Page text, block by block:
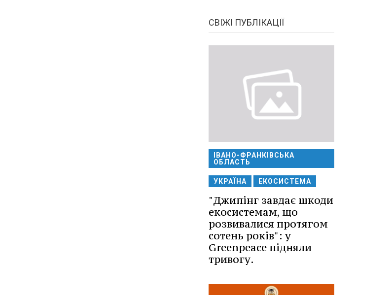
СВІЖІ ПУБЛІКАЦІЇ
ІВАНО-ФРАНКІВСЬКА
ОБЛАСТЬ
УКРАЇНА ЕКОСИСТЕМА
"Джипінг завдає шкоди
екосистемам, що
розвивалися протягом
сотень років": у
Greenpeace підняли
тривогу.